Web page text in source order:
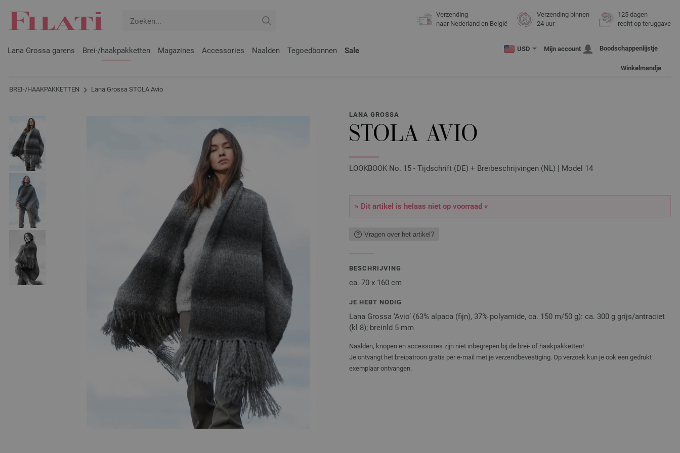
Verzending
naar Nederland en België
Verzending binnen
24 uur
125 dagen
recht op teruggave
Lana Grossa garens Brei-/haakpakketten Magazines Accessories Naalden Tegoedbonnen Sale USD Mijn account Boodschappenlijstje
Winkelmandje
BREI-/HAAKPAKKETTEN Lana Grossa STOLA Avio
LANA GROSSA
STOLA AVIO
LOOKBOOK No. 15 - Tijdschrift (DE) + Breibeschrijvingen (NL) | Model 14
» Dit artikel is helaas niet op voorraad «
Vragen over het artikel?
BESCHRIJVING
ca. 70 x 160 cm
JE HEBT NODIG
Lana Grossa ‘Avio’ (63% alpaca (fijn), 37% polyamide, ca. 150 m/50 g): ca. 300 g grijs/antraciet
(kl 8); breinld 5 mm
Naalden, knopen en accessoires zijn niet inbegrepen bij de brei- of haakpakketten!
Je ontvangt het breipatroon gratis per e-mail met je verzendbevestiging. Op verzoek kun je ook een gedrukt
exemplaar ontvangen.